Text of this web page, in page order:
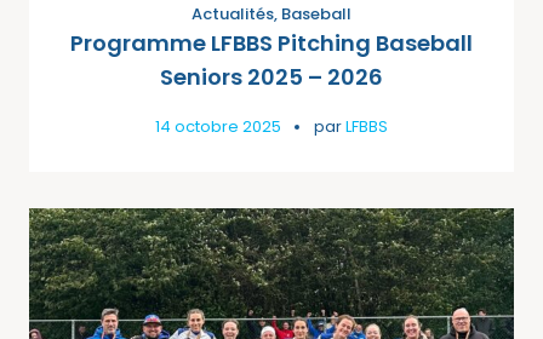
Actualités, Baseball
Programme LFBBS Pitching Baseball
Seniors 2025 – 2026
14 octobre 2025 parLFBBS